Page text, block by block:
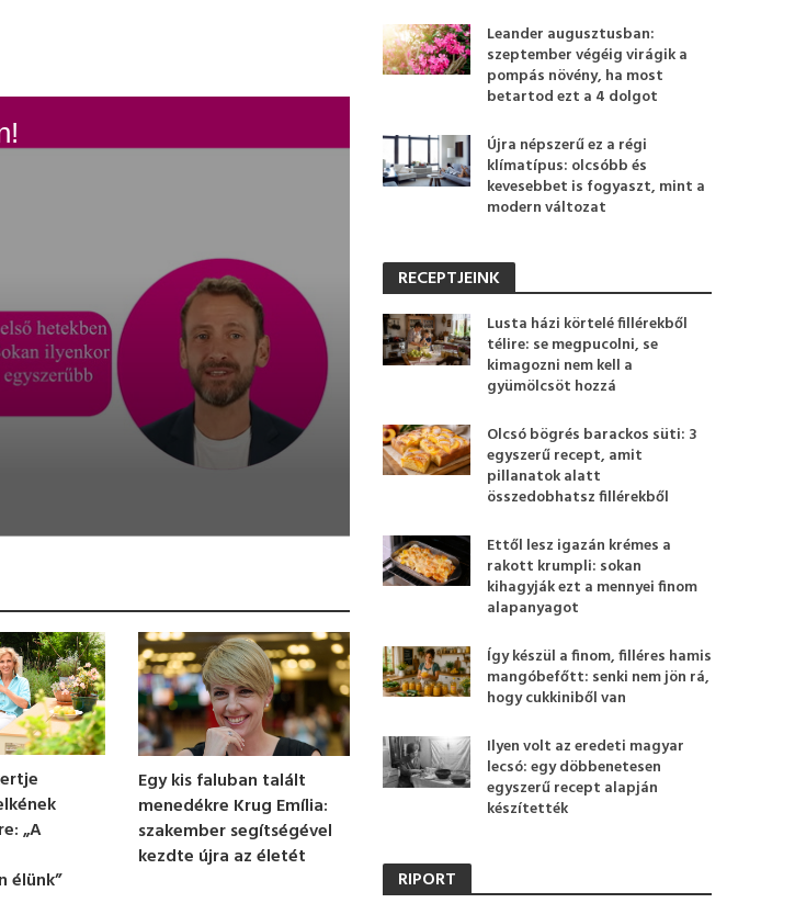
„A
élünk”
Egy kis faluban talált
menedékre Krug Emília:
szakember segítségével
kezdte újra az életét
Leander augusztusban:
szeptember végéig virágik a
pompás növény, ha most
betartod ezt a 4 dolgot
Újra népszerű ez a régi
klímatípus: olcsóbb és
kevesebbet is fogyaszt, mint a
modern változat
RECEPTJEINK
Lusta házi körtelé fillérekből
télire: se megpucolni, se
kimagozni nem kell a
gyümölcsöt hozzá
Olcsó bögrés barackos süti: 3
egyszerű recept, amit
pillanatok alatt
összedobhatsz fillérekből
Ettől lesz igazán krémes a
rakott krumpli: sokan
kihagyják ezt a mennyei finom
alapanyagot
Így készül a finom, filléres hamis
mangóbefőtt: senki nem jön rá,
hogy cukkiniből van
Ilyen volt az eredeti magyar
lecsó: egy döbbenetesen
egyszerű recept alapján
készítették
RIPORT